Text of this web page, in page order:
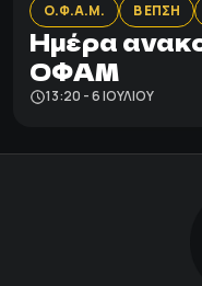
Ο.Φ.Α.Μ. Β ΕΠΣΗ
Ημέρα
ΟΦΑΜ
13:20 - 6 ΙΟΥΛΊΟΥ